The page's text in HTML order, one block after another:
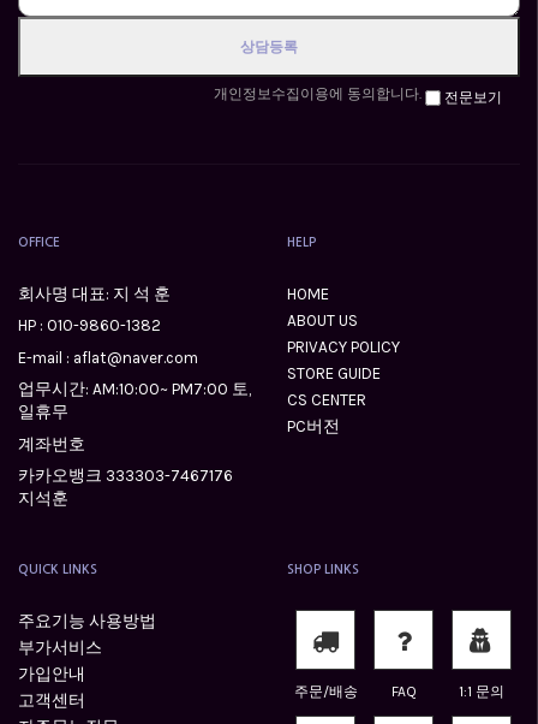
개인정보수집이용에 동의합니다. 전문보기
OFFICE
회사명 대표: 지 석 훈
HP : 010-9860-1382
E-mail : aflat@naver.com
업무시간: AM:10:00~ PM7:00 토,
일휴무
계좌번호
카카오뱅크 333303-7467176
지석훈
HELP
HOME
ABOUT US
PRIVACY POLICY
STORE GUIDE
CS CENTER
PC버전
QUICK LINKS
주요기능 사용방법
부가서비스
가입안내
고객센터
SHOP LINKS
주문/배송 FAQ 1:1 문의